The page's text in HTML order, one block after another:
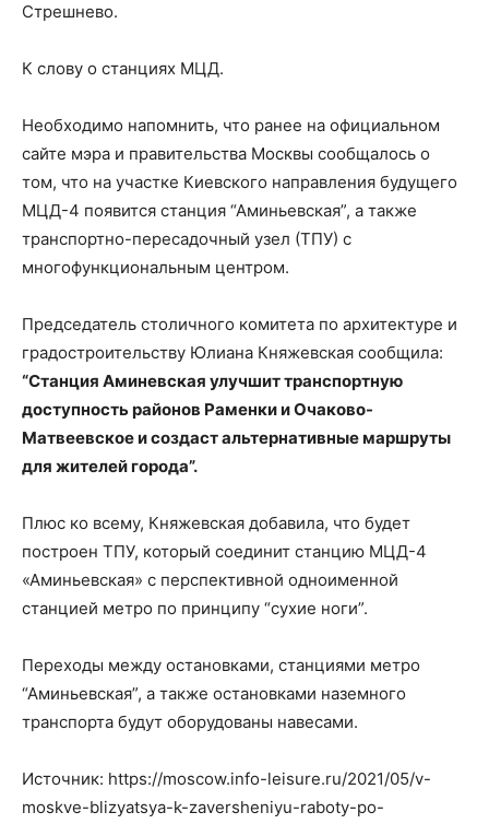
Стрешнево.
К слову о станциях МЦД.
Необходимо напомнить, что ранее на официальном
сайте мэра и правительства Москвы сообщалось о
том, что на участке Киевского направления будущего
МЦД-4 появится станция “Аминьевская”, а также
транспортно-пересадочный узел (ТПУ) с
многофункциональным центром.
Председатель столичного комитета по архитектуре и
градостроительству Юлиана Княжевская сообщила:
“Станция Аминевская улучшит транспортную
доступность районов Раменки и Очаково-
Матвеевское и создаст альтернативные маршруты
для жителей города”.
Плюс ко всему, Княжевская добавила, что будет
построен ТПУ, который соединит станцию МЦД-4
«Аминьевская» с перспективной одноименной
станцией метро по принципу “сухие ноги”.
Переходы между остановками, станциями метро
“Аминьевская”, а также остановками наземного
транспорта будут оборудованы навесами.
Источник: https://moscow.info-leisure.ru/2021/05/v-
moskve-blizyatsya-k-zaversheniyu-raboty-po-